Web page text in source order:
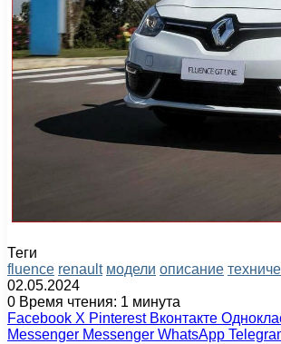
Теги
fluence renault модели описание
02.05.2024
0 Время чтения: 1 минута
Facebook X Pinterest Вконтакте
Messenger Messenger WhatsApp